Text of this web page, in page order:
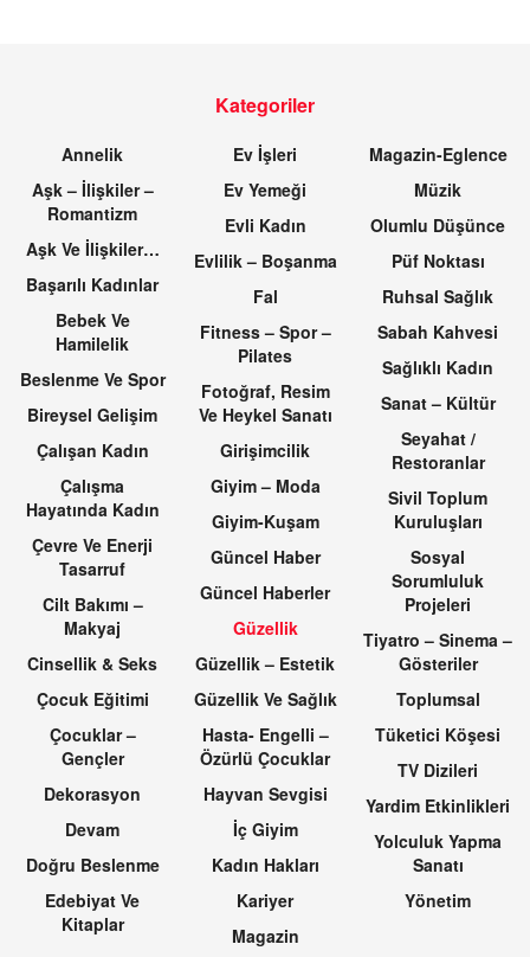
Kategoriler
Annelik
Aşk – İlişkiler –
Romantizm
Aşk Ve İlişkiler…
Başarılı Kadınlar
Bebek Ve
Hamilelik
Beslenme Ve Spor
Bireysel Gelişim
Çalışan Kadın
Çalışma
Hayatında Kadın
Çevre Ve Enerji
Tasarruf
Cilt Bakımı –
Makyaj
Cinsellik & Seks
Çocuk Eğitimi
Çocuklar –
Gençler
Dekorasyon
Devam
Doğru Beslenme
Edebiyat Ve
Kitaplar
Ev İşleri
Ev Yemeği
Evli Kadın
Evlilik – Boşanma
Fal
Fitness – Spor –
Pilates
Fotoğraf, Resim
Ve Heykel Sanatı
Girişimcilik
Giyim – Moda
Giyim-Kuşam
Güncel Haber
Güncel Haberler
Güzellik
Güzellik – Estetik
Güzellik Ve Sağlık
Hasta- Engelli –
Özürlü Çocuklar
Hayvan Sevgisi
İç Giyim
Kadın Hakları
Kariyer
Magazin
Magazin-Eglence
Müzik
Olumlu Düşünce
Püf Noktası
Ruhsal Sağlık
Sabah Kahvesi
Sağlıklı Kadın
Sanat – Kültür
Seyahat /
Restoranlar
Sivil Toplum
Kuruluşları
Sosyal
Sorumluluk
Projeleri
Tiyatro – Sinema –
Gösteriler
Toplumsal
Tüketici Köşesi
TV Dizileri
Yardim Etkinlikleri
Yolculuk Yapma
Sanatı
Yönetim